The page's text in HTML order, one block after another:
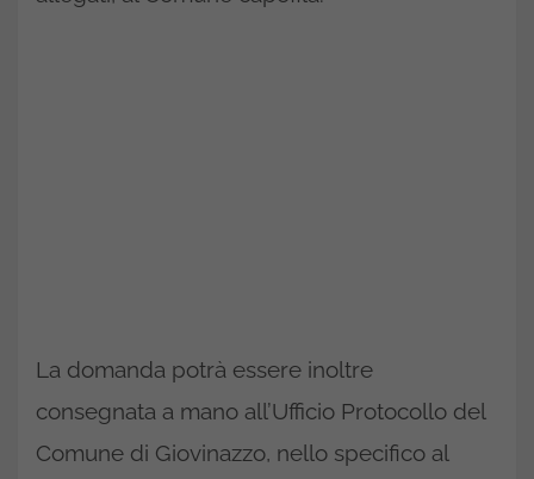
La domanda potrà essere inoltre
consegnata a mano all’Ufficio Protocollo del
Comune di Giovinazzo, nello specifico al